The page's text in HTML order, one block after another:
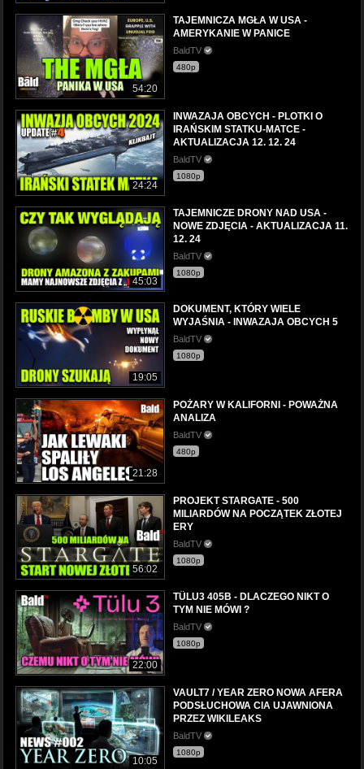
54:20
TAJEMNICZA MGŁA W USA -
AMERYKANIE W PANICE
BaldTV
480p
24:24
INWAZAJA OBCYCH - PLOTKI O
IRAŃSKIM STATKU-MATCE -
AKTUALIZACJA 12. 12. 24
BaldTV
1080p
45:03
TAJEMNICZE DRONY NAD USA -
NOWE ZDJĘCIA - AKTUALIZACJA 11.
12. 24
BaldTV
1080p
19:05
DOKUMENT, KTÓRY WIELE
WYJAŚNIA - INWAZAJA OBCYCH 5
BaldTV
1080p
21:28
POŻARY W KALIFORNI - POWAŻNA
ANALIZA
BaldTV
480p
56:02
PROJEKT STARGATE - 500
MILIARDÓW NA POCZĄTEK ZŁOTEJ
ERY
BaldTV
1080p
22:00
TÜLU3 405B - DLACZEGO NIKT O
TYM NIE MÓWI ?
BaldTV
1080p
10:05
VAULT7 / YEAR ZERO NOWA AFERA
PODSŁUCHOWA CIA UJAWNIONA
PRZEZ WIKILEAKS
BaldTV
1080p